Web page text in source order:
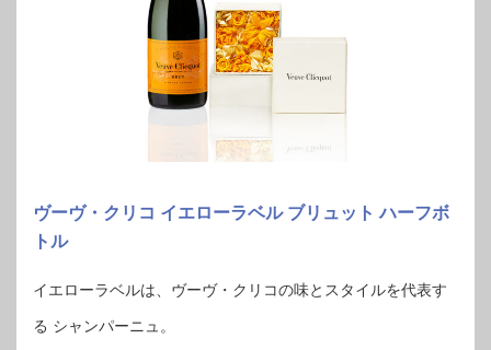
ヴーヴ・クリコ イエローラベル ブリュット ハーフボ
トル
イエローラベルは、ヴーヴ・クリコの味とスタイルを代表す
る シャンパーニュ。